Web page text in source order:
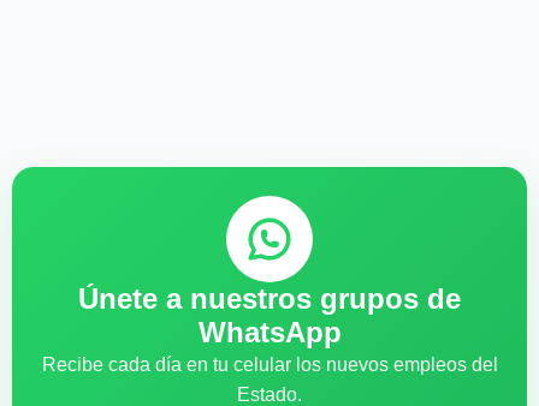
Únete a nuestros grupos de
WhatsApp
Recibe cada día en tu celular los nuevos empleos del
Estado.